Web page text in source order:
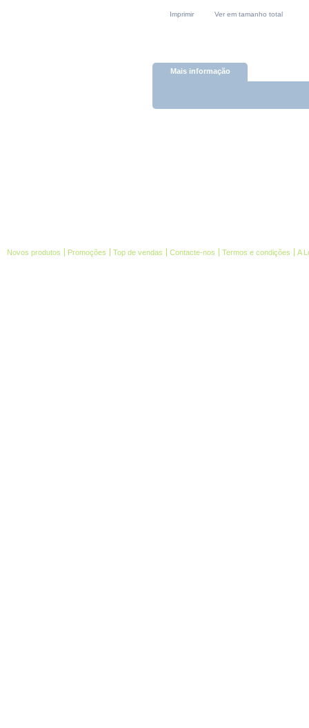
Imprimir Ver em tamanho total
Mais informação
Novos produtos Promoções Top de vendas Contacte-nos Termos e condições A